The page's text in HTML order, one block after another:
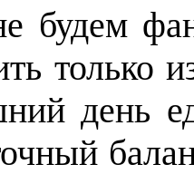
будем
только
день